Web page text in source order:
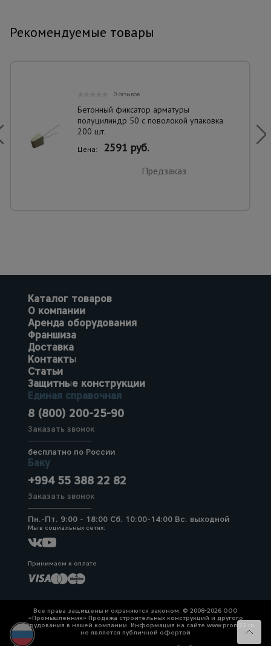
Рекомендуемые товары
0 отзывов
Бетонный фиксатор арматуры
полуцилиндр 50 с поволокой упаковка
200 шт.
Цена: 2591 руб.
Предзаказ
Каталог товаров
О компании
Аренда оборудования
Франшиза
Доставка
Контакты
Статьи
Защитные конструкции
Единая справочная
8 (800) 200-25-90
Заказать звонок
бесплатно по России
Баку
+994 55 388 22 82
Заказать звонок
Пн.-Пт. 9:00 - 18:00 Сб. 10:00-14:00 Вс. выходной
Мы в социальных сетях:
Принимаем к оплате
Все права защищены и охраняются законом. © 2008-2026 ООО
«Промышленник» Продажа строительных конструкций и другого
оборудования в нашей компании. Информация на сайте www.prom23.ru
не является публичной офертой